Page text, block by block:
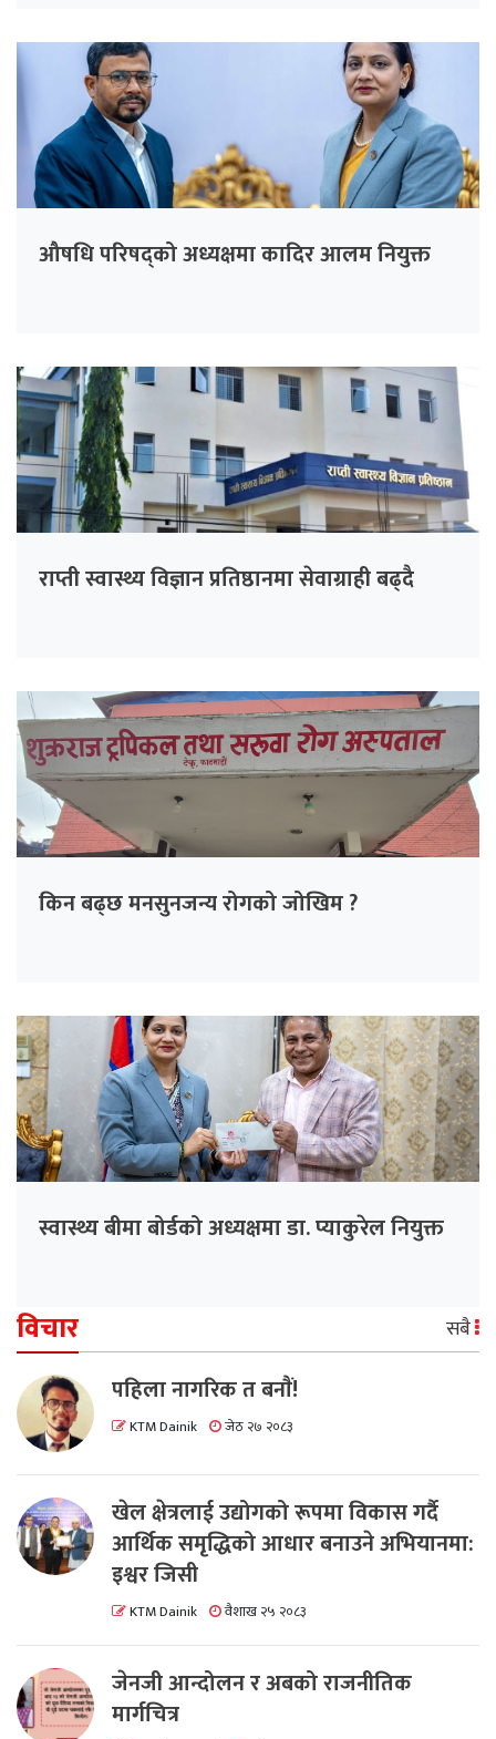
औषधि परिषद्को अध्यक्षमा कादिर आलम नियुक्त
राप्ती स्वास्थ्य विज्ञान प्रतिष्ठानमा सेवाग्राही बढ्दै
किन बढ्छ मनसुनजन्य रोगको जोखिम ?
स्वास्थ्य बीमा बोर्डको अध्यक्षमा डा. प्याकुरेल नियुक्त
विचार सबै
पहिला नागरिक त बनाैं!
KTM Dainik जेठ २७ २०८३
खेल क्षेत्रलाई उद्योगको रूपमा विकास गर्दै
आर्थिक समृद्धिको आधार बनाउने अभियानमा:
इश्वर जिसी
KTM Dainik वैशाख २५ २०८३
जेनजी आन्दोलन र अबको राजनीतिक
मार्गचित्र